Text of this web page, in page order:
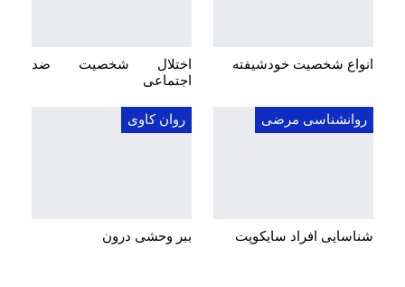
انواع شخصیت خودشیفته
اختلال شخصیت ضد
اجتماعی
روانشناسی مرضی
شناسایی افراد سایکوپت
روان کاوی
ببر وحشی درون